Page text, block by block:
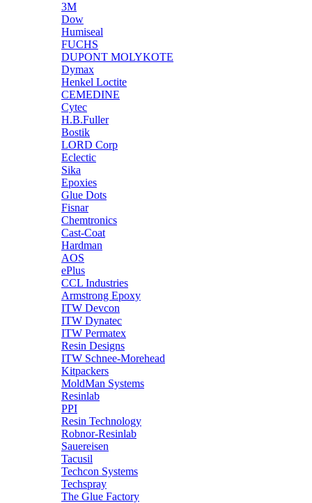
3M
Dow
Humiseal
FUCHS
DUPONT MOLYKOTE
Dymax
Henkel Loctite
CEMEDINE
Cytec
H.B.Fuller
Bostik
LORD Corp
Eclectic
Sika
Epoxies
Glue Dots
Fisnar
Chemtronics
Cast-Coat
Hardman
AOS
ePlus
CCL Industries
Armstrong Epoxy
ITW Devcon
ITW Dynatec
ITW Permatex
Resin Designs
ITW Schnee-Morehead
Kitpackers
MoldMan Systems
Resinlab
PPI
Resin Technology
Robnor-Resinlab
Sauereisen
Tacusil
Techcon Systems
Techspray
The Glue Factory